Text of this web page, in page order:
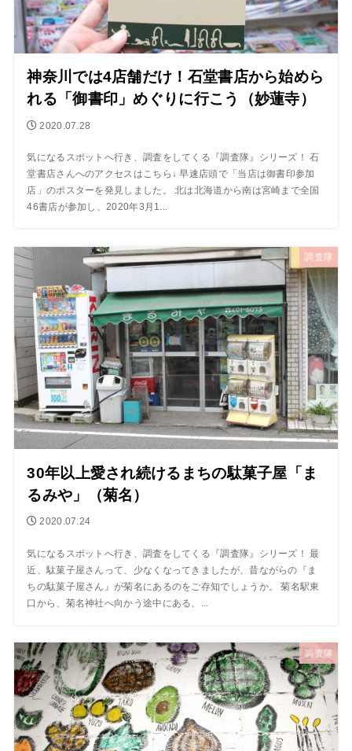
神奈川では4店舗だけ！石堂書店から始めら
れる「御書印」めぐりに行こう（妙蓮寺）
2020.07.28
気になるスポットへ行き、調査をしてくる『調査隊』シリーズ！ 石
堂書店さんへのアクセスはこちら↓ 早速店頭で「当店は御書印参加
店」のポスターを発見しました。 北は北海道から南は宮崎まで全国
46書店が参加し、2020年3月1...
調査隊
30年以上愛され続けるまちの駄菓子屋「ま
るみや」（菊名）
2020.07.24
気になるスポットへ行き、調査をしてくる『調査隊』シリーズ！ 最
近、駄菓子屋さんって、少なくなってきましたが、昔ながらの『ま
ちの駄菓子屋さん』が菊名にあるのをご存知でしょうか。 菊名駅東
口から、菊名神社へ向かう途中にある、...
調査隊